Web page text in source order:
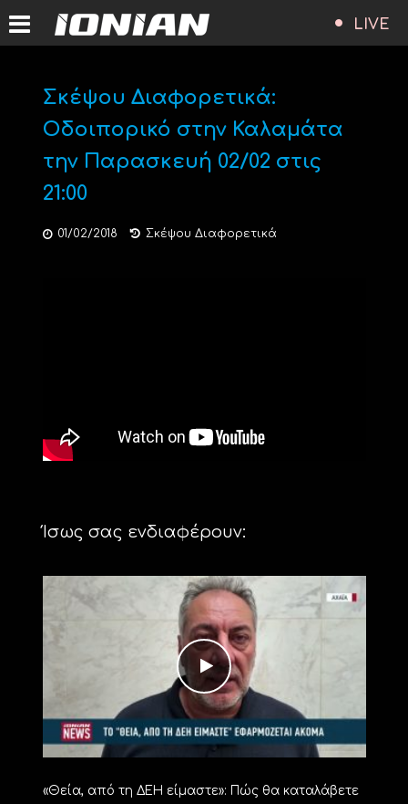
LIVE
Σκέψου Διαφορετικά:
Οδοιπορικό στην Καλαμάτα
την Παρασκευή 02/02 στις
21:00
01/02/2018 Σκέψου Διαφορετικά
Ίσως σας ενδιαφέρουν:
«Θεία, από τη ΔΕΗ είμαστε»: Πώς θα καταλάβετε